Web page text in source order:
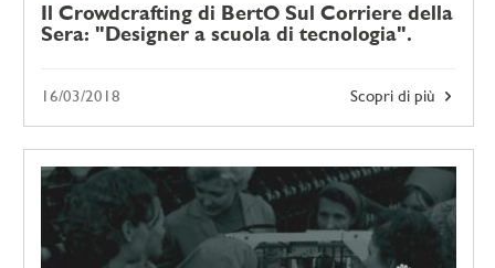
Il Crowdcrafting di BertO Sul Corriere della
Sera: "Designer a scuola di tecnologia".
Scopri di più
16/03/2018